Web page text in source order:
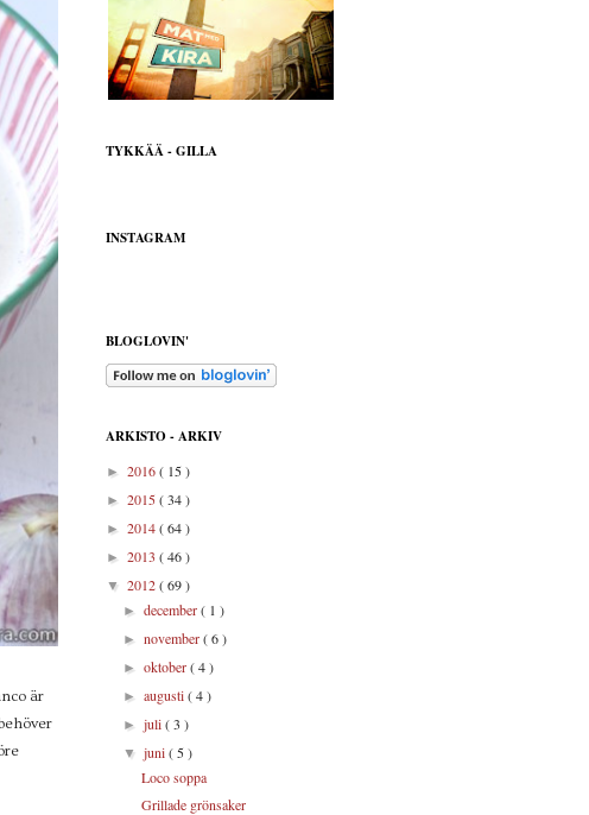
är
TYKKÄÄ - GILLA
INSTAGRAM
BLOGLOVIN'
ARKISTO - ARKIV
► 2016( 15 )
► 2015( 34 )
► 2014( 64 )
► 2013 ( 46 )
▼ 2012( 69 )
►december( 1 )
►november( 6 )
►oktober( 4 )
►augusti( 4 )
►juli( 3 )
▼juni( 5 )
Loco soppa
Grillade grönsaker